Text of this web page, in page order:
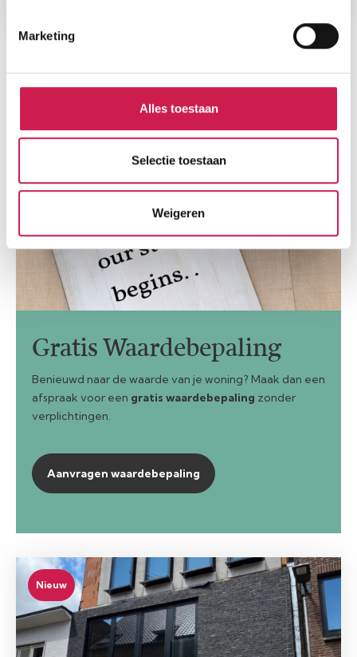
Marketing
Alles toestaan
Selectie toestaan
Weigeren
Gratis Waardebepaling
Benieuwd naar de waarde van je woning? Maak dan een
afspraak voor een gratis waardebepaling zonder
verplichtingen.
Aanvragen waardebepaling
Nieuw